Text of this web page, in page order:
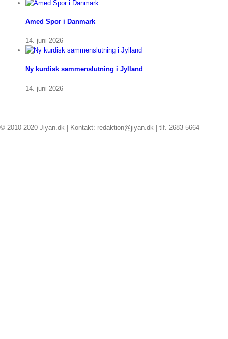
Amed Spor i Danmark
14. juni 2026
Ny kurdisk sammenslutning i Jylland
14. juni 2026
© 2010-2020 Jiyan.dk | Kontakt: redaktion@jiyan.dk | tlf. 2683 5664